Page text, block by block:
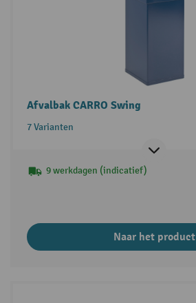
Afvalbak CARRO Swing
7 Varianten
9 werkdagen (indicatief)
Naar het product